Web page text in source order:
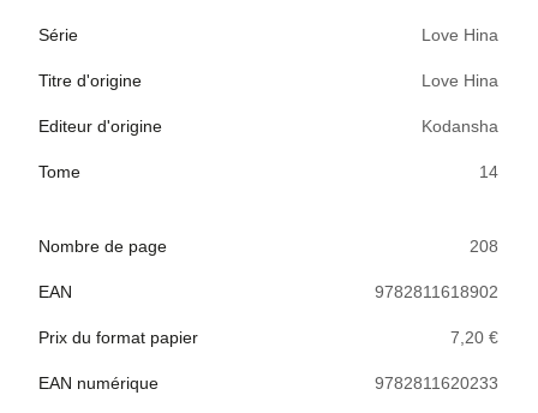
Série Love Hina
Titre d'origine Love Hina
Editeur d'origine Kodansha
Tome 14
Nombre de page 208
EAN 9782811618902
Prix du format papier 7,20 €
EAN numérique 9782811620233